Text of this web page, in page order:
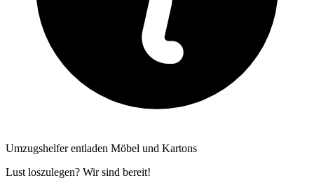
Umzugshelfer entladen Möbel und Kartons
Lust loszulegen? Wir sind bereit!